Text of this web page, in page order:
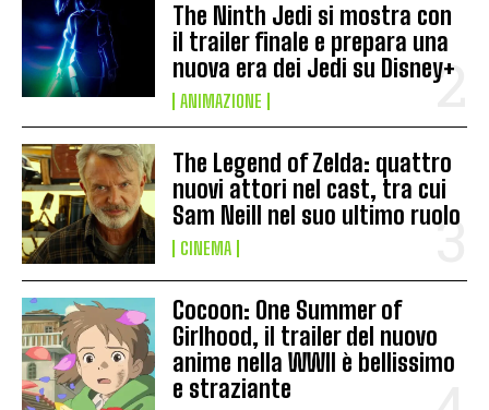
The Ninth Jedi si mostra con
il trailer finale e prepara una
nuova era dei Jedi su Disney+
ANIMAZIONE
The Legend of Zelda: quattro
nuovi attori nel cast, tra cui
Sam Neill nel suo ultimo ruolo
CINEMA
Cocoon: One Summer of
Girlhood, il trailer del nuovo
anime nella WWII è bellissimo
e straziante